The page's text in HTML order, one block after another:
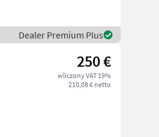
Dealer Premium Plus
250 €
wliczony VAT 19%
210,08 € netto